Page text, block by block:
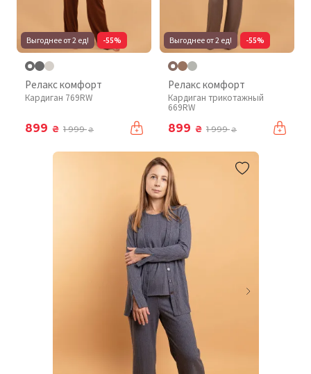
Выгоднее от 2 ед! -55%
Релакс комфорт
Кардиган 769RW
899 ₴ 1 999₴
Выгоднее от 2 ед! -55%
Релакс комфорт
Кардиган трикотажный
669RW
899 ₴ 1 999₴